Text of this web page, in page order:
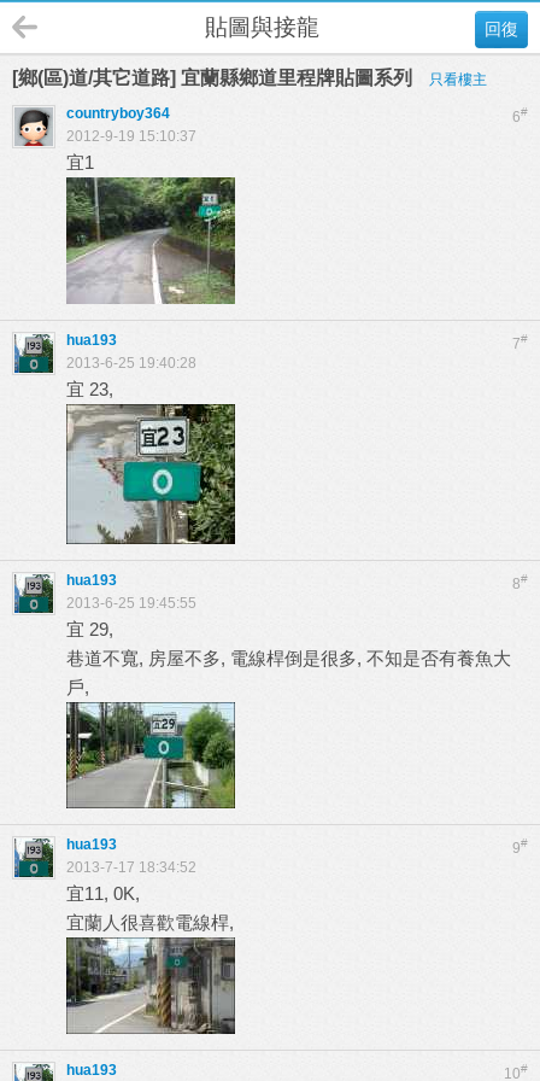
回復
貼圖與接龍
[鄉(區)道/其它道路] 宜蘭縣鄉道里程牌貼圖系列 只看樓主
6#
countryboy364
2012-9-19 15:10:37
宜1
7#
hua193
2013-6-25 19:40:28
宜 23,
8#
hua193
2013-6-25 19:45:55
宜 29,
巷道不寬, 房屋不多, 電線桿倒是很多, 不知是否有養魚大
戶,
9#
hua193
2013-7-17 18:34:52
宜11, 0K,
宜蘭人很喜歡電線桿,
10#
hua193